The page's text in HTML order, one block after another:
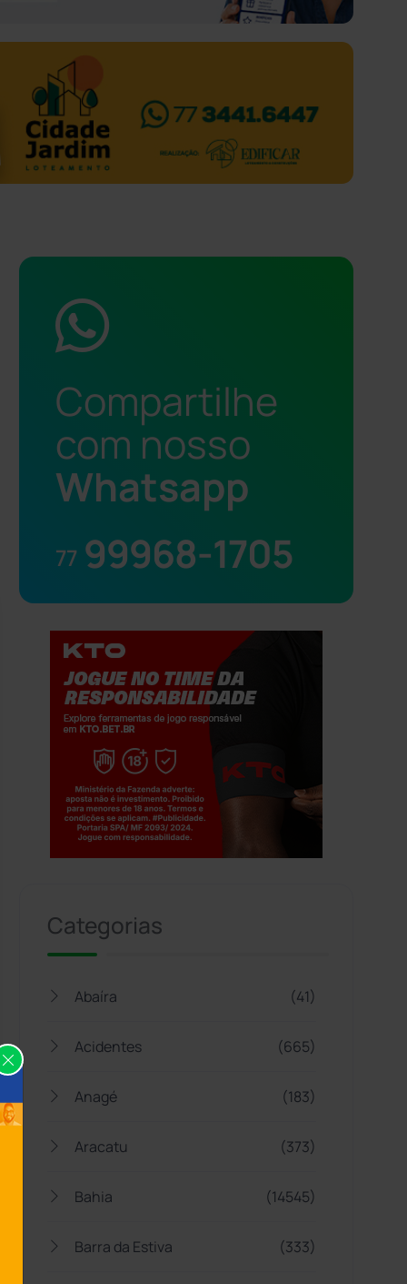
Compartilhe
com nosso
Whatsapp
77 99968-1705
Categorias
Abaíra (41)
Acidentes (665)
Anagé (183)
Aracatu (373)
Bahia (14545)
Barra da Estiva (333)